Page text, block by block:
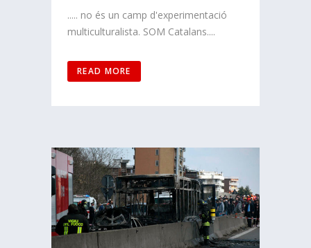
..... no és un camp d'experimentació
multiculturalista. SOM Catalans....
READ MORE